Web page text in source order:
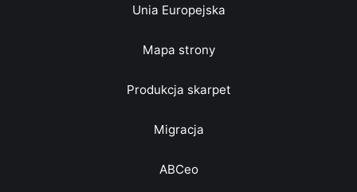
Unia Europejska
Mapa strony
Produkcja skarpet
Migracja
ABCeo